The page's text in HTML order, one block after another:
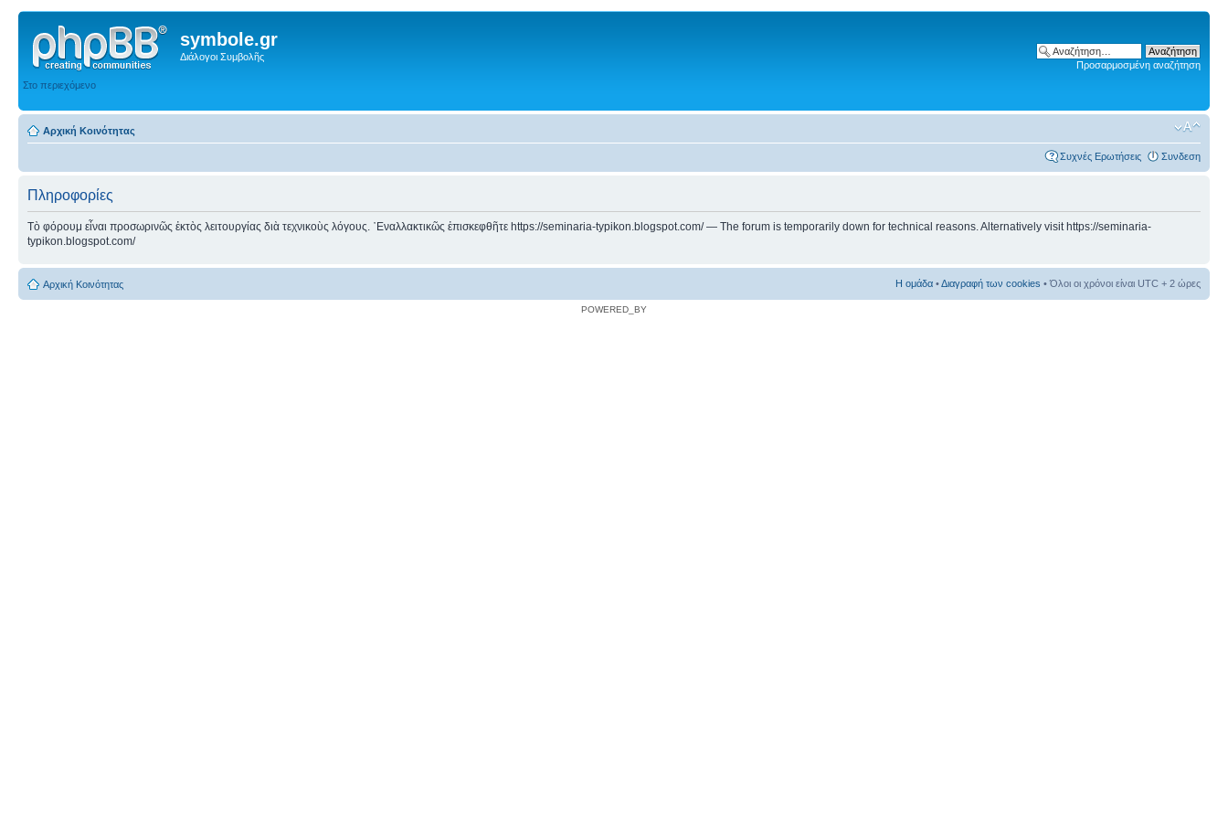
symbole.gr
Διάλογοι Συμβολῆς
Στο περιεχόμενο
Προσαρμοσμένη αναζήτηση
Αρχική Κοινότητας
Συχνές Ερωτήσεις Συνδεση
Πληροφορίες
Τὸ φόρουμ εἶναι προσωρινῶς ἐκτὸς λειτουργίας διὰ τεχνικοὺς λόγους. ᾿Εναλλακτικῶς ἐπισκεφθῆτε https://seminaria-typikon.blogspot.com/ — The forum is temporarily down for technical reasons. Alternatively visit https://seminaria-
typikon.blogspot.com/
Αρχική Κοινότητας Η ομάδα •Διαγραφή των cookies • Όλοι οι χρόνοι είναι UTC + 2 ώρες
POWERED_BY